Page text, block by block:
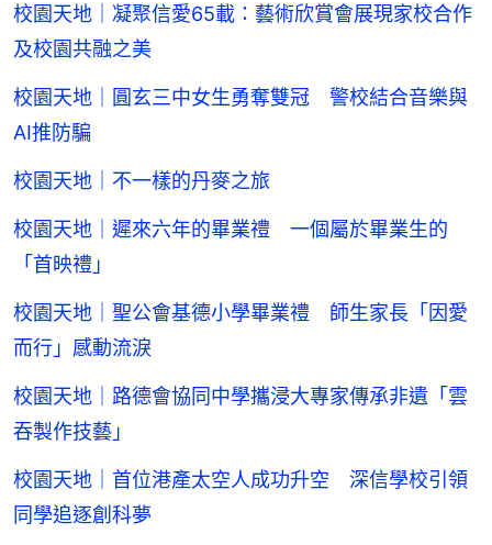
校園天地｜凝聚信愛65載：藝術欣賞會展現家校合作
及校園共融之美
校園天地｜圓玄三中女生勇奪雙冠 警校結合音樂與
AI推防騙
校園天地｜不一樣的丹麥之旅
校園天地｜遲來六年的畢業禮 一個屬於畢業生的
「首映禮」
校園天地｜聖公會基德小學畢業禮 師生家長「因愛
而行」感動流淚
校園天地｜路德會協同中學攜浸大專家傳承非遺「雲
吞製作技藝」
校園天地｜首位港產太空人成功升空 深信學校引領
同學追逐創科夢